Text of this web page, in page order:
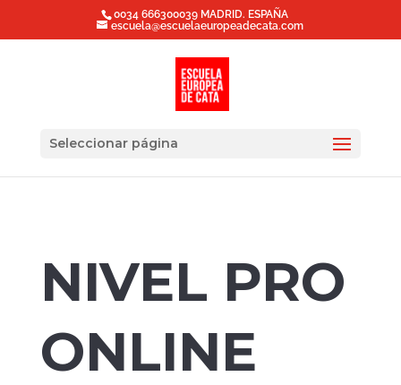
0034 666300039 MADRID. ESPAÑA
escuela@escuelaeuropeadecata.com
Seleccionar página
NIVEL PRO
ONLINE